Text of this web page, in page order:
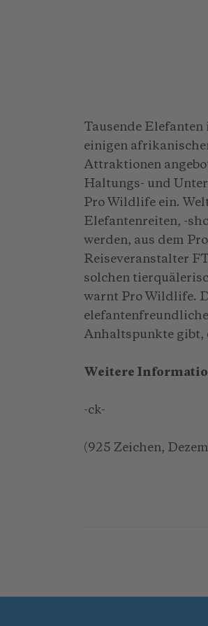
Tausende
einigen
Attraktionen
Haltungs- und
Pro Wildlife ein.
Elefantenreiten, -
werden, aus dem
Reiseveranstalter
solchen
warnt Pro Wildlife.
Anhaltspunkte gibt,
Weitere
-ck-
(925 Zeichen,